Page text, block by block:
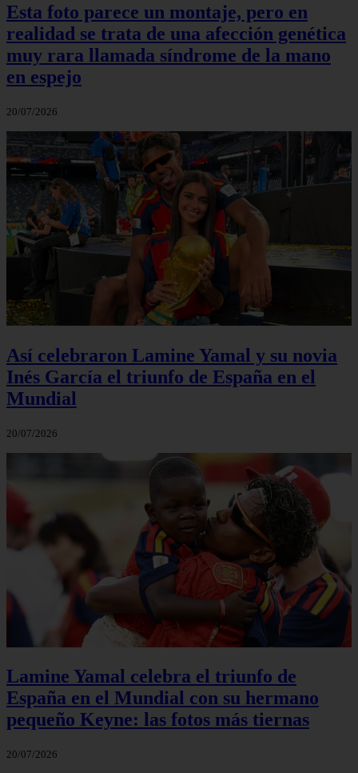
Esta foto parece un montaje, pero en
realidad se trata de una afección genética
muy rara llamada síndrome de la mano
en espejo
20/07/2026
Así celebraron Lamine Yamal y su novia
Inés García el triunfo de España en el
Mundial
20/07/2026
Lamine Yamal celebra el triunfo de
España en el Mundial con su hermano
pequeño Keyne: las fotos más tiernas
20/07/2026